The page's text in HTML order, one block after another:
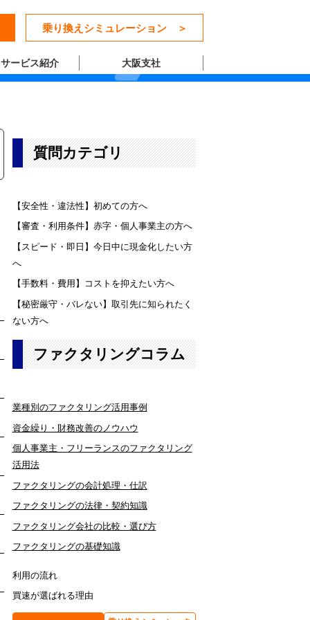
乗り換えシミュレーション ＞
サービス紹介 大阪支社
質問カテゴリ
【安全性・違法性】初めての方へ
【審査・利用条件】赤字・個人事業主の方へ
【スピード・即日】今日中に現金化したい方
へ
【手数料・費用】コストを抑えたい方へ
【秘密厳守・バレない】取引先に知られたく
ない方へ
ファクタリングコラム
業種別のファクタリング活用事例
資金繰り・財務改善のノウハウ
個人事業主・フリーランスのファクタリング
活用法
ファクタリングの会計処理・仕訳
ファクタリングの法律・契約知識
ファクタリング会社の比較・選び方
ファクタリングの基礎知識
利用の流れ
買速が選ばれる理由